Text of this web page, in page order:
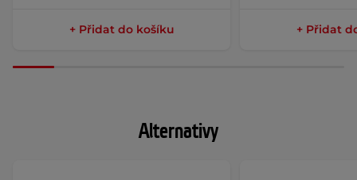
+ Přidat do košíku + Přidat
Alternativy